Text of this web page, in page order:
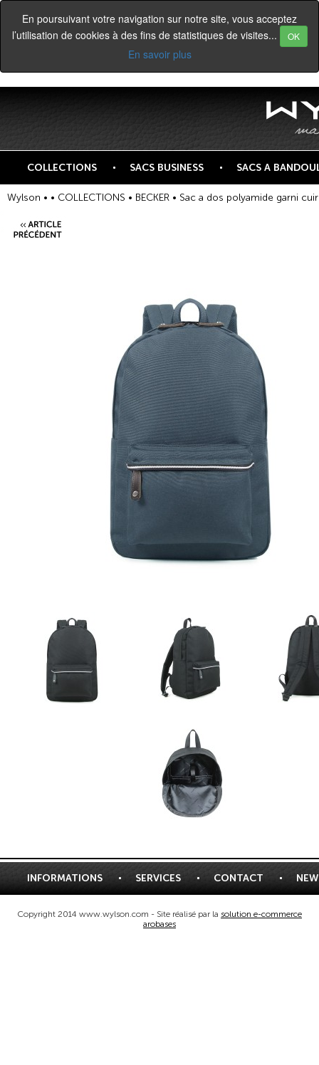
En poursuivant votre navigation sur notre site, vous acceptez
l’utilisation de cookies à des fins de statistiques de visites...
OK
En savoir plus
COLLECTIONS SACS BUSINESS SACS A
Wylson • • COLLECTIONS • BECKER • Sac a dos polyamide garni
INFORMATIONS SERVICES CONTACT
Copyright 2014 www.wylson.com - Site réalisé par la solution e-commerce
arobases